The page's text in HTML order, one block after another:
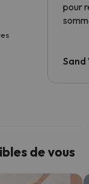
pour
Sand
de vous